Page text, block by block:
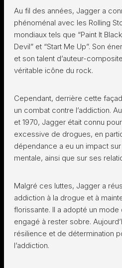
Au fil des années, Jagger a
phénoménal avec les Rolling
mondiaux tels que “Paint It
Devil” et “Start Me Up”. Son
et son talent d’auteur-
véritable icône du rock.
Cependant, derrière cette
un combat contre l’addiction.
et 1970, Jagger était connu
excessive de drogues, en
dépendance a eu un impact
mentale, ainsi que sur ses
Malgré ces luttes, Jagger a
addiction à la drogue et à
florissante. Il a adopté un mode
engagé à rester sobre.
résilience et de détermination
l’addiction.